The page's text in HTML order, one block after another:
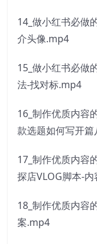
14_做小红书必做
介头像.mp4
15_做小红书必做
法-找对标.mp4
16_制作优质内容
款选题如何写开
17_制作优质内容
探店VLOG脚本-
18_制作优质内容
案.mp4